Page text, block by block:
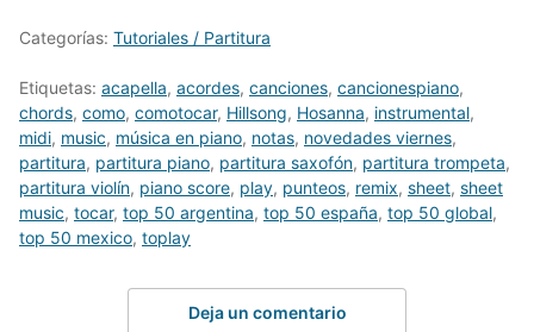
Categorías: Tutoriales / Partitura
Etiquetas: acapella, acordes, canciones, cancionespiano,
chords, como, comotocar, Hillsong, Hosanna, instrumental,
midi, music, música en piano, notas, novedades viernes,
partitura, partitura piano, partitura saxofón, partitura trompeta,
partitura violín, piano score, play, punteos, remix, sheet, sheet
music, tocar, top 50 argentina, top 50 españa, top 50 global,
top 50 mexico, toplay
Deja un comentario